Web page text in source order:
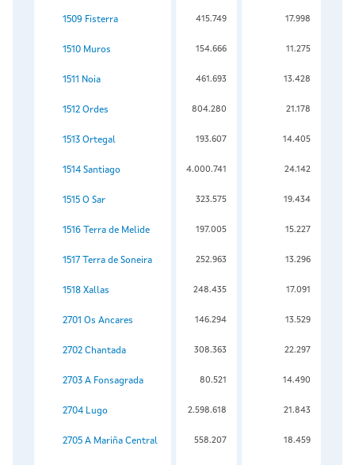
1509 Fisterra 415.749 17.998
1510 Muros 154.666 11.275
1511 Noia 461.693 13.428
1512 Ordes 804.280 21.178
1513 Ortegal 193.607 14.405
1514 Santiago 4.000.741 24.142
1515 O Sar 323.575 19.434
1516 Terra de Melide 197.005 15.227
1517 Terra de Soneira 252.963 13.296
1518 Xallas 248.435 17.091
2701 Os Ancares 146.294 13.529
2702 Chantada 308.363 22.297
2703 A Fonsagrada 80.521 14.490
2704 Lugo 2.598.618 21.843
2705 A Mariña Central 558.207 18.459